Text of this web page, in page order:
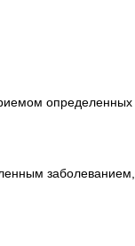
определенных